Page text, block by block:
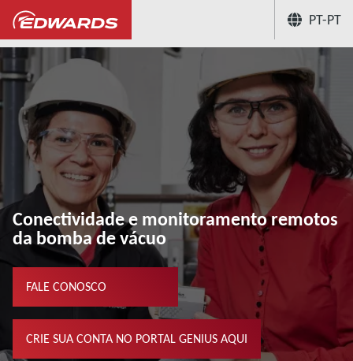
PT-PT
... Os nossos serviços para bombas de vácuo
Conectividade e monitoramento remotos
da bomba de vácuo
FALE CONOSCO
CRIE SUA CONTA NO PORTAL GENIUS AQUI